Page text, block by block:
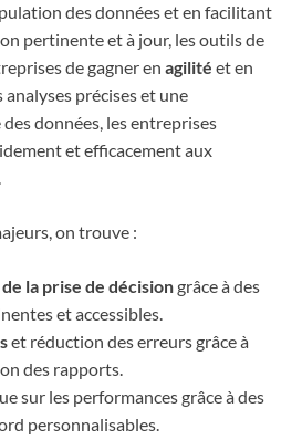
des données et en facilitant
pertinente et à jour, les outils de
de gagner en agilité et en
analyses précises et une
données, les entreprises
et efficacement aux
on trouve :
la prise de décisiongrâce à des
et accessibles.
et réduction des erreurs grâce à
des rapports.
sur les performances grâce à des
personnalisables.